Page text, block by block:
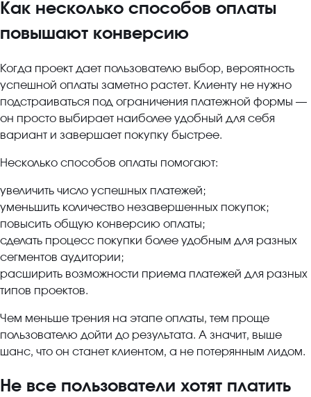
Как несколько способов оплаты
повышают конверсию
Когда проект дает пользователю выбор, вероятность
успешной оплаты заметно растет. Клиенту не нужно
подстраиваться под ограничения платежной формы —
он просто выбирает наиболее удобный для себя
вариант и завершает покупку быстрее.
Несколько способов оплаты помогают:
увеличить число успешных платежей;
уменьшить количество незавершенных покупок;
повысить общую конверсию оплаты;
сделать процесс покупки более удобным для разных
сегментов аудитории;
расширить возможности приема платежей для разных
типов проектов.
Чем меньше трения на этапе оплаты, тем проще
пользователю дойти до результата. А значит, выше
шанс, что он станет клиентом, а не потерянным лидом.
Не все пользователи хотят платить